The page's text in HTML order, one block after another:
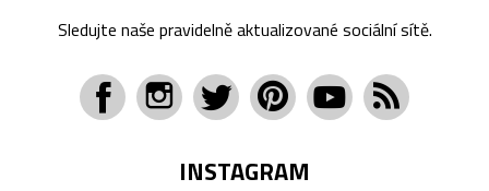
Sledujte naše pravidelně aktualizované sociální sítě.
INSTAGRAM